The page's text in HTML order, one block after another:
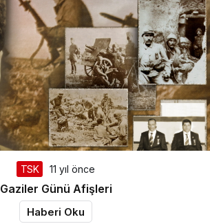
TSK 11 yıl önce
Gaziler Günü Afişleri
Haberi Oku